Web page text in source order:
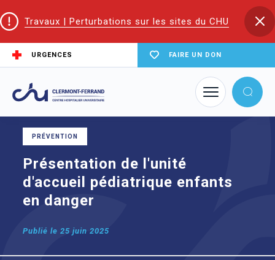
Travaux | Perturbations sur les sites du CHU
URGENCES FAIRE UN DON
Accueil
Présentation de l'unité d'accueil pédiatrique enfants en danger
PRÉVENTION
Présentation de l'unité
d'accueil pédiatrique enfants
en danger
Publié le25 juin 2025